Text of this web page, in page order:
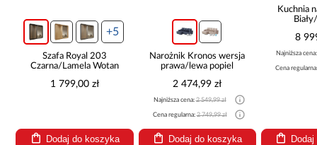
+5
Szafa Royal 203
Czarna/Lamela Wotan
1 799,00 zł
Dodaj do koszyka
Narożnik Kronos wersja
prawa/lewa popiel
2 474,99 zł
Najniższa cena:2 549,99 zł
Cena regularna:2 749,99 zł
Dodaj do koszyka
Kuchnia
8
Najniższa
Cena